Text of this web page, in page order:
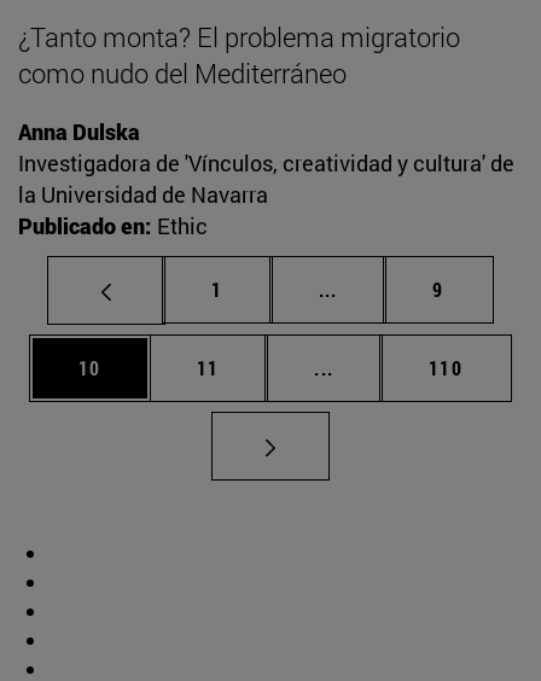
¿Tanto monta? El problema migratorio
como nudo del Mediterráneo
Anna Dulska
Investigadora de 'Vínculos, creatividad y cultura' de
la Universidad de Navarra
Publicado en: Ethic
Página
1 ... Páginas intermedias
Página
9
Página
10 Página
11 ... Páginas intermedias
Página
110